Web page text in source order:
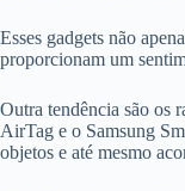
Esses gadgets não
proporcionam um
Outra tendência são os
AirTag e o Samsung
objetos e até mesmo